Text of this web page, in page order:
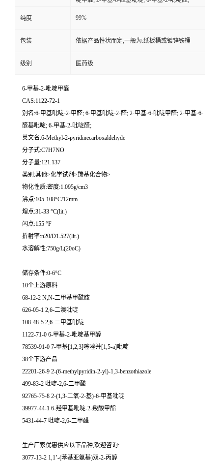
纯度 99%
包装 依据产品性状而定,一般为:纸板桶或镀锌铁桶
级别 医药级
6-甲基-2-吡啶甲醛
CAS:1122-72-1
别名:6-甲基吡啶-2-甲醛; 6-甲基吡啶-2-醛; 2-甲基-6-吡啶甲醛; 2-甲基-6-
醛基吡啶; 6-甲基-2-吡啶醛;
英文名:6-Methyl-2-pyridinecarboxaldehyde
分子式:C7H7NO
分子量:121.137
类别:其他>化学试剂>羰基化合物>
物化性质:密度:1.095g/cm3
沸点:105-108°C/12mm
熔点:31-33 °C(lit.)
闪点:155 °F
折射率:n20/D1.527(lit.)
水溶解性:750g/L(20oC)
储存条件:0-6°C
10个上游原料
68-12-2 N,N-二甲基甲酰胺
626-05-1 2,6-二溴吡啶
108-48-5 2,6-二甲基吡啶
1122-71-0 6-甲基-2-吡啶基甲醇
78539-91-0 7-甲基[1,2,3]噻唑并[1,5-a]吡啶
38个下游产品
22201-26-9 2-(6-methylpyridin-2-yl)-1,3-benzothiazole
499-83-2 吡啶-2,6-二甲酸
92765-75-8 2-(1,3-二氧-2-基)-6-甲基吡啶
39977-44-1 6-羟甲基吡啶-2-羧酸甲酯
5431-44-7 吡啶-2,6-二甲醛
生产厂家优惠供应以下品种,欢迎咨询:
3077-13-2 1,1’-(苯基亚氨基)双-2-丙醇